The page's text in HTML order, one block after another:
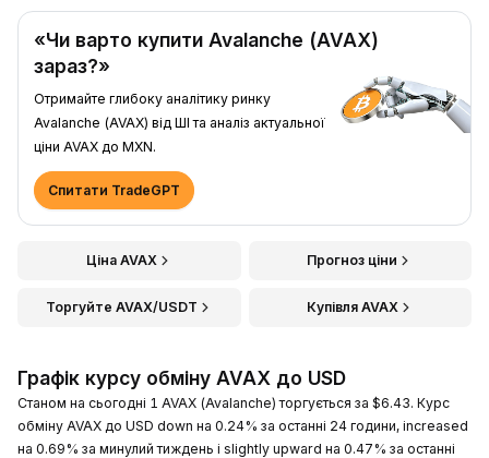
«Чи варто купити Avalanche (AVAX)
зараз?»
Отримайте глибоку аналітику ринку
Avalanche (AVAX) від ШІ та аналіз актуальної
ціни AVAX до MXN.
Спитати TradeGPT
Ціна AVAX Прогноз ціни
Торгуйте AVAX/USDT Купівля AVAX
Графік курсу обміну AVAX до USD
Станом на сьогодні 1 AVAX (Avalanche) торгується за $6.43. Курс
обміну AVAX до USD down на 0.24% за останні 24 години, increased
на 0.69% за минулий тиждень і slightly upward на 0.47% за останні